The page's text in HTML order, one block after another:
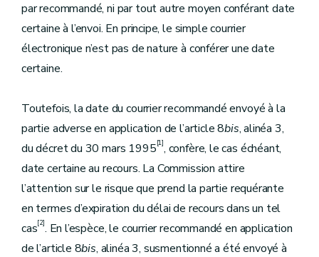
par recommandé, ni par tout autre moyen conférant date
certaine à l’envoi. En principe, le simple courrier
électronique n’est pas de nature à conférer une date
certaine.
Toutefois, la date du courrier recommandé envoyé à la
partie adverse en application de l’article 8bis, alinéa 3,
du décret du 30 mars 1995[1], confère, le cas échéant,
date certaine au recours. La Commission attire
l’attention sur le risque que prend la partie requérante
en termes d’expiration du délai de recours dans un tel
cas[2]. En l’espèce, le courrier recommandé en application
de l’article 8bis, alinéa 3, susmentionné a été envoyé à